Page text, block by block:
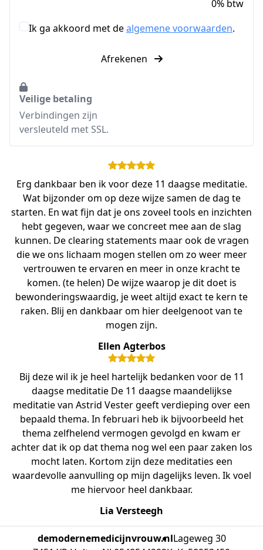
0% btw
Ik ga akkoord met dealgemene voorwaarden.
Afrekenen
Veilige betaling
Verbindingen zijn
versleuteld met SSL.
Erg dankbaar ben ik voor deze 11 daagse meditatie.
Wat bijzonder om op deze wijze samen de dag te
starten. En wat fijn dat je ons zoveel tools en inzichten
hebt gegeven, waar we concreet mee aan de slag
kunnen. De clearing statements maar ook de vragen
die we ons lichaam mogen stellen om zo weer meer
vertrouwen te ervaren en meer in onze kracht te
komen. (te helen) De wijze waarop je dit doet is
bewonderingswaardig, je weet altijd exact te kern te
raken. Blij en dankbaar om hier deelgenoot van te
mogen zijn.
Ellen Agterbos
Bij deze wil ik je heel hartelijk bedanken voor de 11
daagse meditatie De 11 daagse maandelijkse
meditatie van Astrid Vester geeft verdieping over een
bepaald thema. In februari heb ik bijvoorbeeld het
thema zelfhelend vermogen gevolgd en kwam er
achter dat ik op dat thema nog wel een paar zaken los
mocht laten. Kortom zijn deze meditaties een
waardevolle aanvulling op mijn dagelijks leven. Ik voel
me hiervoor heel dankbaar.
Lia Versteegh
demodernemedicijnvrouw.nlLageweg 30